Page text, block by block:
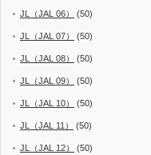
JL（JAL 06） (50)
JL（JAL 07） (50)
JL（JAL 08） (50)
JL（JAL 09） (50)
JL（JAL 10） (50)
JL（JAL 11） (50)
JL（JAL 12） (50)